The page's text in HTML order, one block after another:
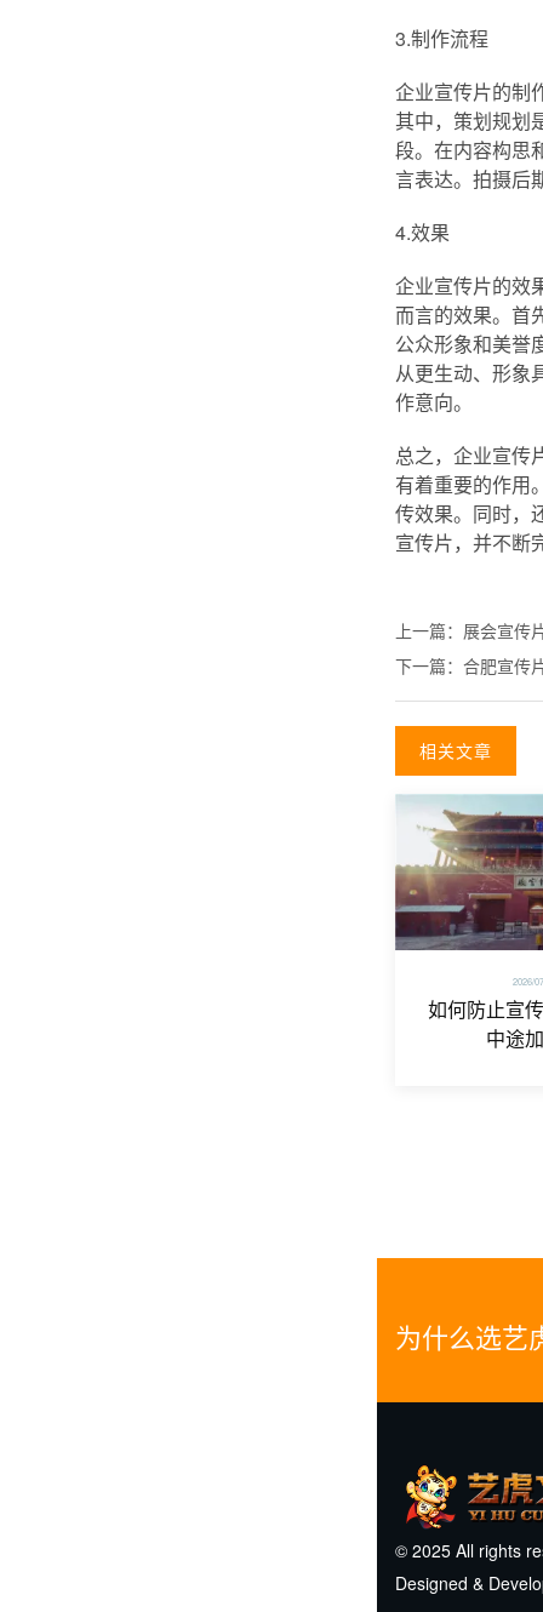
3.制作流程
企业宣传片的制
其中，策划规划
段。在内容构思
言表达。拍摄后
4.效果
企业宣传片的效
而言的效果。首
公众形象和美誉
从更生动、形象
作意向。
总之，企业宣传
有着重要的作用
传效果。同时，
宣传片，并不断
上一篇： 展会宣传
下一篇： 合肥宣传
相关文章
2026/
如何防止宣
中途
为什么选艺
© 2025 All rights
Designed &